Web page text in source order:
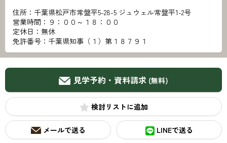
住所：千葉県松戸市常盤平5-28-5 ジュウェル常盤平1-2号
営業時間：９：００～１８：００
定休日：無休
免許番号：千葉県知事（１）第１８７９１
見学予約・資料請求 (無料)
検討リスト
メールで送る LINEで送る